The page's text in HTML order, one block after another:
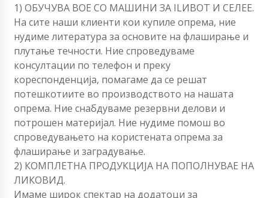
1) ОБУЧУВА BOЕ СО МАШИНИ ЗА ILИВОТ И СЕЛЕЕ.
На сите наши клиенти кои купиле опрема, ние
нудиме литература за основите на флаширање и
плутање течности. Ние спроведуваме
консултации по телефон и преку
кореспонденција, помагаме да се решат
потешкотиите во производството на нашата
опрема. Ние снабдуваме резервни делови и
потрошен материјал. Ние нудиме помош во
спроведувањето на користената опрема за
флаширање и заградување.
2) КОМПЛЕТНА ПРОДУКЦИЈА НА ПОПОЛНУВАЕ НА
ЛИКОВИД.
Имаме широк спектар на додатоци за